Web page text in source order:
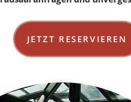
JETZT RESERVIEREN